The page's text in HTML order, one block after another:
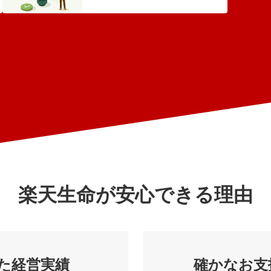
楽天生命が安心できる理由
経営実績 確かなお